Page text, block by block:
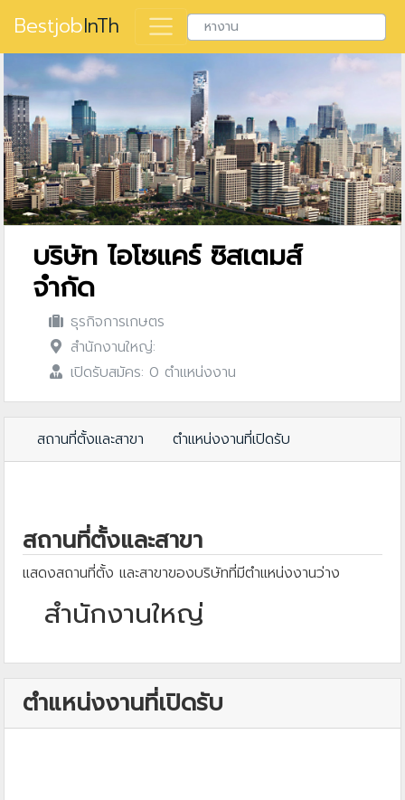
BestjobInTh
บริษัท ไอโซแคร์ ซิสเตมส์
จำกัด
ธุรกิจการเกษตร
สำนักงานใหญ่:
เปิดรับสมัคร: 0 ตำแหน่งงาน
สถานที่ตั้งและสาขา ตำแหน่งงานที่เปิดรับ
สถานที่ตั้งและสาขา
แสดงสถานที่ตั้ง และสาขาของบริษัทที่มีตำแหน่งงานว่าง
สำนักงานใหญ่
ตำแหน่งงานที่เปิดรับ